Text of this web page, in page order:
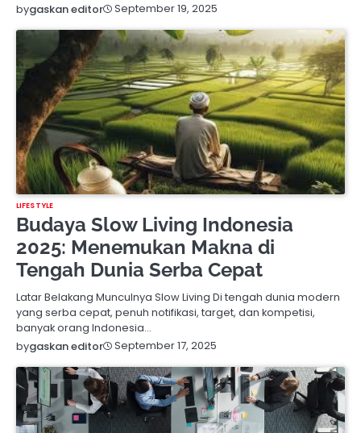
bygaskan editor September 19, 2025
LIFESTYLE
Budaya Slow Living Indonesia
2025: Menemukan Makna di
Tengah Dunia Serba Cepat
Latar Belakang Munculnya Slow Living Di tengah dunia modern
yang serba cepat, penuh notifikasi, target, dan kompetisi,
banyak orang Indonesia…
bygaskan editor September 17, 2025